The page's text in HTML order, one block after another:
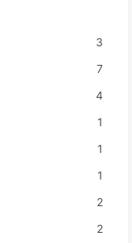
3
7
4
1
1
1
2
2